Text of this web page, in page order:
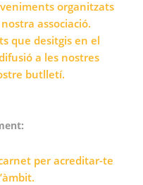
organitzats
associació.
que desitgis en el
a les nostres
butlletí.
per acreditar-te